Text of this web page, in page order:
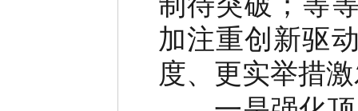
加注重创新驱
度、更实举措